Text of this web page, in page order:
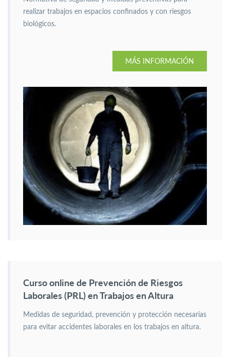
realizar trabajos en espacios confinados y con riesgos
biológicos.
MÁS INFORMACIÓN
Curso online de Prevención de Riesgos
Laborales (PRL) en Trabajos en Altura
Medidas de seguridad, prevención y protección necesarias
para evitar accidentes laborales en los trabajos en altura.